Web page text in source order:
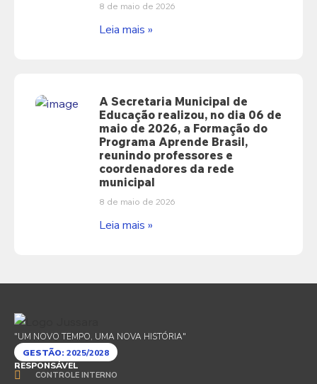
8 de maio de 2026
Leia mais »
A Secretaria Municipal de
Educação realizou, no dia 06 de
maio de 2026, a Formação do
Programa Aprende Brasil,
reunindo professores e
coordenadores da rede
municipal
8 de maio de 2026
Leia mais »
"UM NOVO TEMPO, UMA NOVA HISTÓRIA"
GESTÃO:2025/2028
RESPONSÁVEL
CONTROLE INTERNO